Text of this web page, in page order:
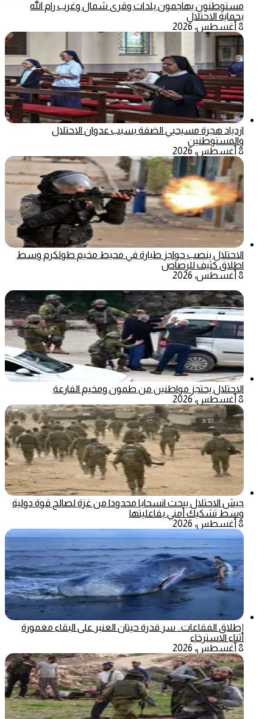
مستوطنون يهاجمون بلدات وقرى شمال وغرب رام الله
بحماية الاحتلال
8 أغسطس، 2026
ازدياد هجرة مسيحيي الضفة بسبب عدوان الاحتلال
والمستوطنين
8 أغسطس، 2026
الاحتلال ينصب حواجز طيارة في محيط مخيم طولكرم وسط
اطلاق كثيف للرصاص
8 أغسطس، 2026
الاحتلال يحتجز مواطنين من طمون ومخيم الفارعة
8 أغسطس، 2026
جيش الاحتلال يبحث انسحابا محدودا من غزة لصالح قوة دولية
وسط تشكيك أمني بفاعليتها
8 أغسطس، 2026
إطلاق الفقاعات.. سر قدرة حيتان العنبر على البقاء مغمورة
أثناء الاسترخاء
8 أغسطس، 2026